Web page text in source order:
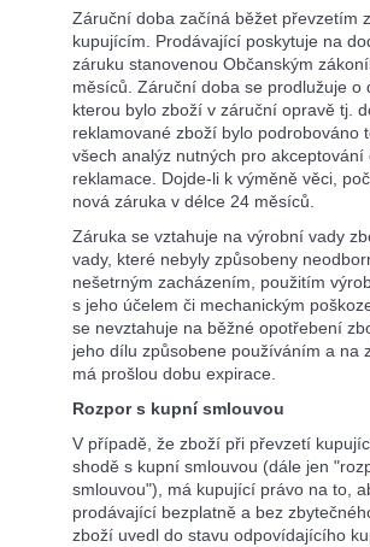
Záruční doba začíná běžet převzetím
kupujícím. Prodávající poskytuje na
záruku stanovenou Občanským
měsíců. Záruční doba se prodlužuje o
kterou bylo zboží v záruční opravě tj.
reklamované zboží bylo podrobováno
všech analýz nutných pro
reklamace. Dojde-li k výměně věci,
nová záruka v délce 24 měsíců.
Záruka se vztahuje na výrobní vady
vady, které nebyly způsobeny
nešetrným zacházením, použitím
s jeho účelem či mechanickým
se nevztahuje na běžné opotřebení
jeho dílu způsobene používáním a na
má prošlou dobu expirace.
Rozpor s kupní smlouvou
V případě, že zboží při převzetí
shodě s kupní smlouvou (dále jen
smlouvou"), má kupující právo na to,
prodávající bezplatně a bez
zboží uvedl do stavu odpovídajícího